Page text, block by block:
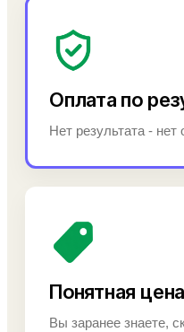
Оплата по
Нет результата - нет
Понятная цена
Вы заранее знаете,